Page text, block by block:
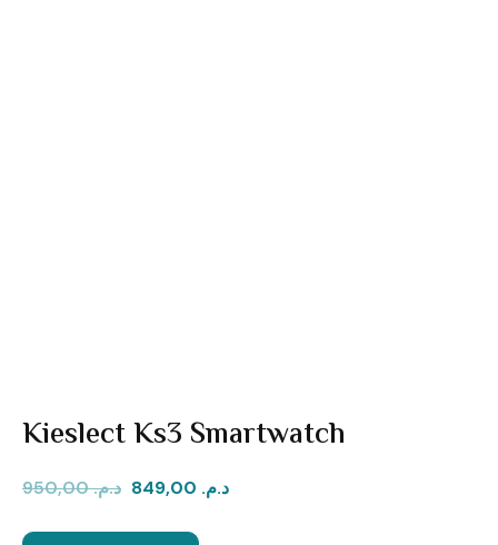
Kieslect Ks3 Smartwatch
د.م.950,00 د.م.